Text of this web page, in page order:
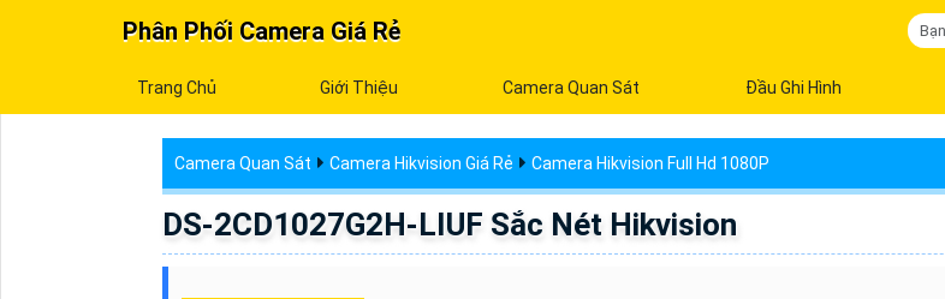
Phân Phối Camera Giá Rẻ
Trang Chủ Giới Thiệu Camera Quan Sát Đầu Ghi Hình
Camera Quan Sát Camera Hikvision Giá Rẻ Camera Hikvision Full Hd 1080P
DS-2CD1027G2H-LIUF Sắc Nét Hikvision